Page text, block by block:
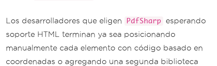
Los desarrolladores que eligen PdfSharp
esperando
soporte HTML terminan ya sea posicionando
manualmente cada elemento con código basado en
coordenadas o agregando una segunda biblioteca